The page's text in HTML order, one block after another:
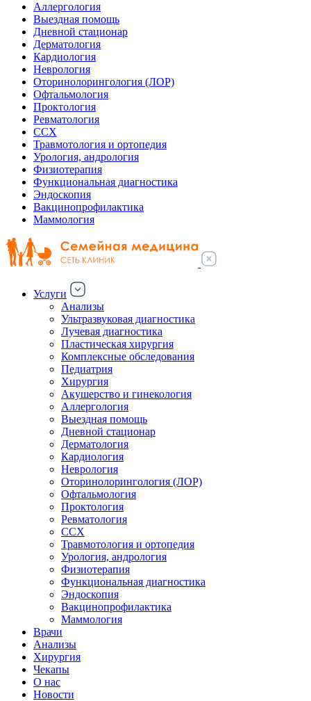
Аллергология
Выездная помощь
Дневной стационар
Дерматология
Кардиология
Неврология
Оторинолорингология (ЛОР)
Офтальмология
Проктология
Ревматология
ССХ
Травмотология и ортопедия
Урология, андрология
Физиотерапия
Функциональная диагностика
Эндоскопия
Вакцинопрофилактика
Маммология
Услуги
Анализы
Ультразвуковая диагностика
Лучевая диагностика
Пластическая хирургия
Комплексные обследования
Педиатрия
Хирургия
Акушерство и гинекология
Аллергология
Выездная помощь
Дневной стационар
Дерматология
Кардиология
Неврология
Оторинолорингология (ЛОР)
Офтальмология
Проктология
Ревматология
ССХ
Травмотология и ортопедия
Урология, андрология
Физиотерапия
Функциональная диагностика
Эндоскопия
Вакцинопрофилактика
Маммология
Врачи
Анализы
Хирургия
Чекапы
О нас
Новости